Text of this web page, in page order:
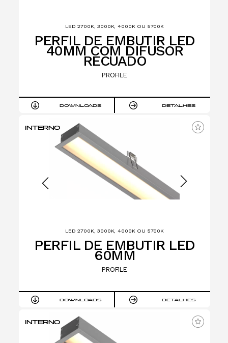
LED 2700K, 3000K, 4000K OU 5700K
PERFIL DE EMBUTIR LED
40MM COM DIFUSOR
RECUADO
PROFILE
DOWNLOADS DETALHES
INTERNO
LED 2700K, 3000K, 4000K OU 5700K
PERFIL DE EMBUTIR LED
60MM
PROFILE
DOWNLOADS DETALHES
INTERNO